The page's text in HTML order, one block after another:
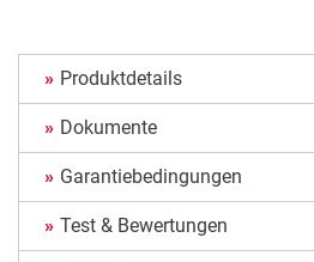
Produktdetails
Dokumente
Garantiebedingungen
Test & Bewertungen